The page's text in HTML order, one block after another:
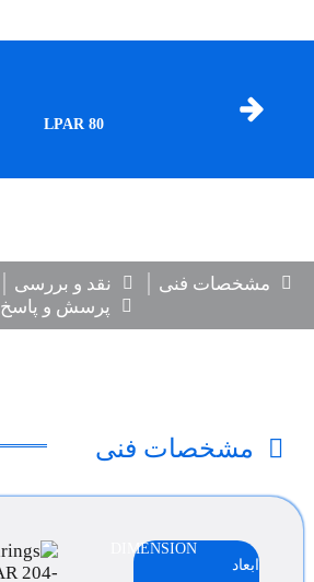
LPAR 80
مشخصات فنی نقد و بررسی
پرسش و پاسخ
مشخصات فنی
ابعاد
DIMENSION